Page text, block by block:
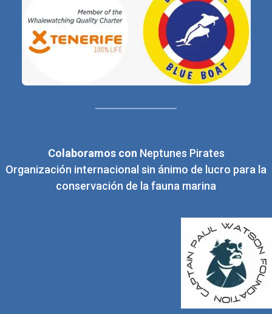
Colaboramos con Neptunes Pirates
Organización internacional sin ánimo de lucro para la
conservación de la fauna marina